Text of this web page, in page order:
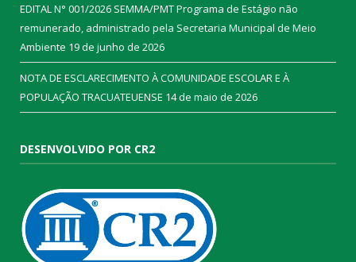
EDITAL N° 001/2026 SEMMA/PMT Programa de Estágio não
remunerado, administrado pela Secretaria Municipal de Meio
Ambiente 19 de junho de 2026
NOTA DE ESCLARECIMENTO À COMUNIDADE ESCOLAR E À
POPULAÇÃO TRACUATEUENSE 14 de maio de 2026
DESENVOLVIDO POR CR2